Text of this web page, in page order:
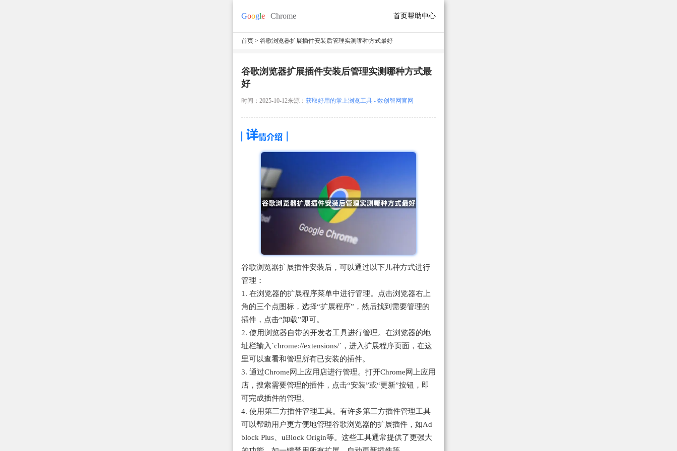
首页帮助中心
首页 > 谷歌浏览器扩展插件安装后管理实测哪种方式最好
谷歌浏览器扩展插件安装后管理实测哪种方式最
好
时间：2025-10-12来源： 获取好用的掌上浏览工具 - 数创智网官网
谷歌浏览器扩展插件安装后，可以通过以下几种方式进行
管理：
1. 在浏览器的扩展程序菜单中进行管理。点击浏览器右上
角的三个点图标，选择“扩展程序”，然后找到需要管理的
插件，点击“卸载”即可。
2. 使用浏览器自带的开发者工具进行管理。在浏览器的地
址栏输入`chrome://extensions/`，进入扩展程序页面，在这
里可以查看和管理所有已安装的插件。
3. 通过Chrome网上应用店进行管理。打开Chrome网上应用
店，搜索需要管理的插件，点击“安装”或“更新”按钮，即
可完成插件的管理。
4. 使用第三方插件管理工具。有许多第三方插件管理工具
可以帮助用户更方便地管理谷歌浏览器的扩展插件，如Ad
block Plus、uBlock Origin等。这些工具通常提供了更强大